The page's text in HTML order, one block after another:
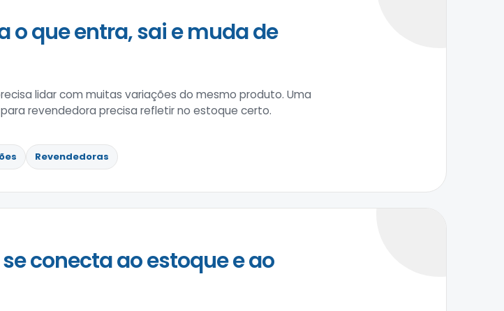
que entra, sai e muda de
lidar com muitas variações do mesmo produto. Uma
revendedora precisa refletir no estoque certo.
Revendedoras
conecta ao estoque e ao